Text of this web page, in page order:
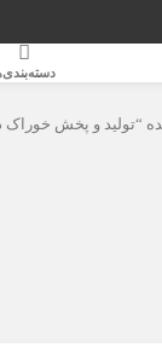
“تولید و پخش خوراک